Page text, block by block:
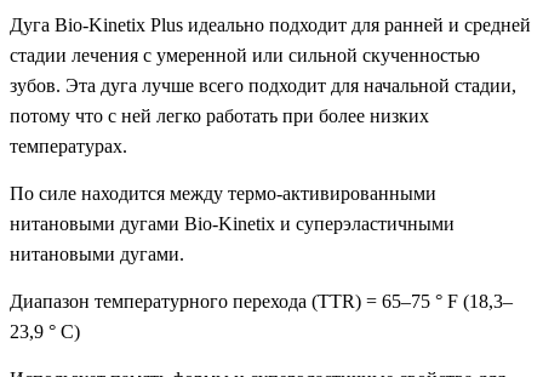
Дуга Bio-Kinetix Plus идеально подходит для ранней и средней
стадии лечения с умеренной или сильной скученностью
зубов. Эта дуга лучше всего подходит для начальной стадии,
потому что с ней легко работать при более низких
температурах.
По силе находится между термо-активированными
нитановыми дугами Bio-Kinetix и суперэластичными
нитановыми дугами.
Диапазон температурного перехода (TTR) = 65–75 ° F (18,3–
23,9 ° C)